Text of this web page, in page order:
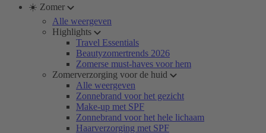
☀️ Zomer
Alle weergeven
Highlights
Travel Essentials
Beautyzomertrends 2026
Zomerse must-haves voor hem
Zomerverzorging voor de huid
Alle weergeven
Zonnebrand voor het gezicht
Make-up met SPF
Zonnebrand voor het hele lichaam
Haarverzorging met SPF